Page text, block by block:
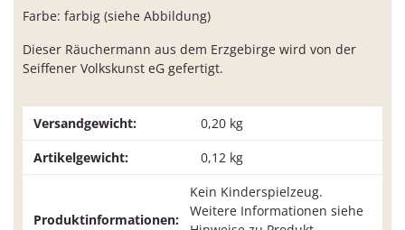
Farbe: farbig (siehe Abbildung)
Dieser Räuchermann aus dem Erzgebirge wird von der
Seiffener Volkskunst eG gefertigt.
Versandgewicht:
0,20 kg
Artikelgewicht:
0,12 kg
Produktinformationen:
Kein Kinderspielzeug.
Weitere Informationen siehe